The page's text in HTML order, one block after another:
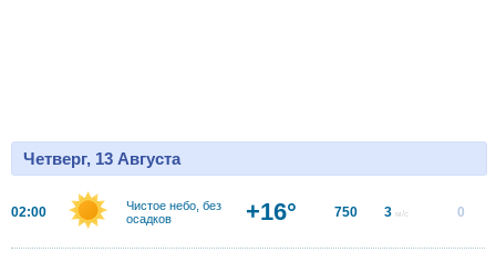
Четверг, 13 Августа
02:00
Чистое небо, без
осадков
+16° 750 3 м/с 0